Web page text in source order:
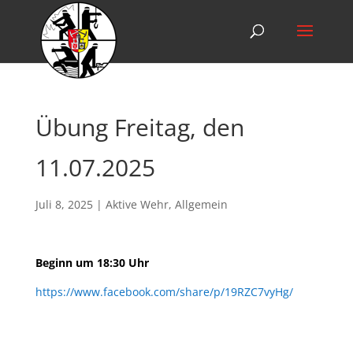
Übung Freitag, den
11.07.2025
Juli 8, 2025| Aktive Wehr, Allgemein
Beginn um 18:30 Uhr
https://www.facebook.com/share/p/19RZC7vyHg/